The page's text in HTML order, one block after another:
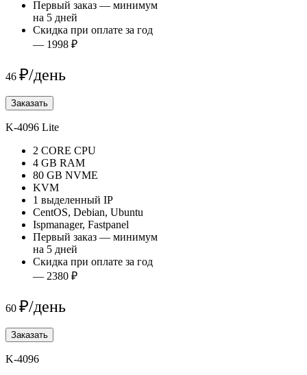
Первый заказ — минимум
на 5 дней
Скидка при оплате за год
— 1998 ₽
46 ₽/день
Заказать
K-4096 Lite
2 CORE CPU
4 GB RAM
80 GB NVME
KVM
1 выделенный IP
CentOS, Debian, Ubuntu
Ispmanager, Fastpanel
Первый заказ — минимум
на 5 дней
Скидка при оплате за год
— 2380 ₽
60 ₽/день
Заказать
K-4096